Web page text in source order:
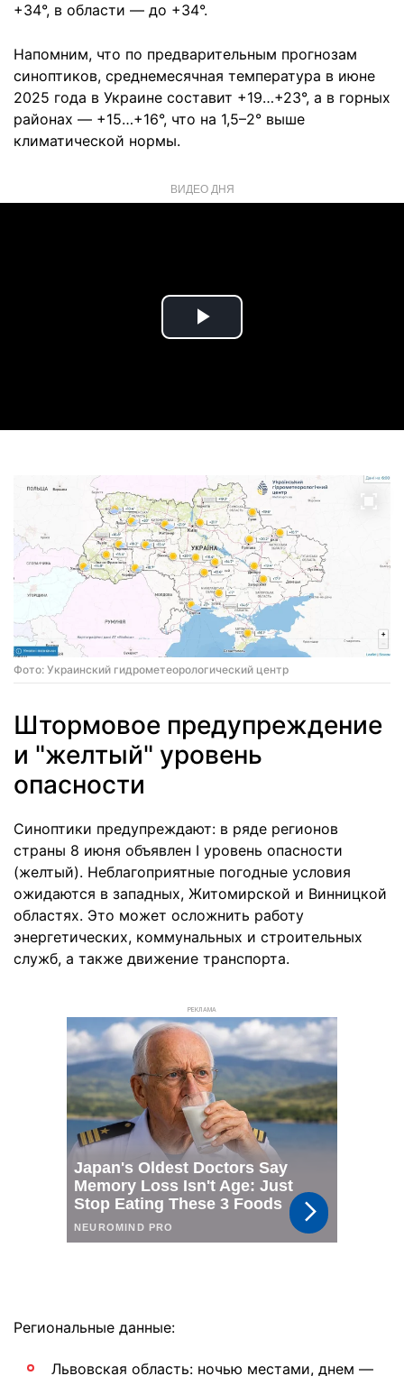
+34°, в области — до +34°.
Напомним, что по предварительным прогнозам
синоптиков, среднемесячная температура в июне
2025 года в Украине составит +19…+23°, а в горных
районах — +15…+16°, что на 1,5–2° выше
климатической нормы.
ВИДЕО ДНЯ
Play
Фото: Украинский гидрометеорологический центр
Штормовое предупреждение
и "желтый" уровень
опасности
Синоптики предупреждают: в ряде регионов
страны 8 июня объявлен I уровень опасности
(желтый). Неблагоприятные погодные условия
ожидаются в западных, Житомирской и Винницкой
областях. Это может осложнить работу
энергетических, коммунальных и строительных
служб, а также движение транспорта.
РЕКЛАМА
Региональные данные:
Львовская область: ночью местами, днем —